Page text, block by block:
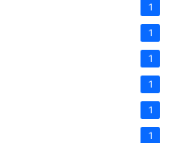
1
1
1
1
1
1